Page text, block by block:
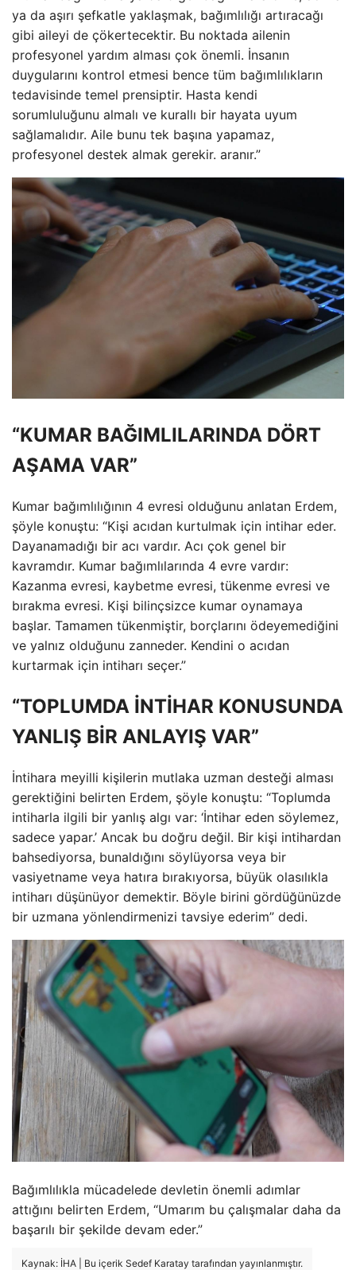
ya da aşırı şefkatle yaklaşmak, bağımlılığı artıracağı
gibi aileyi de çökertecektir. Bu noktada ailenin
profesyonel yardım alması çok önemli. İnsanın
duygularını kontrol etmesi bence tüm bağımlılıkların
tedavisinde temel prensiptir. Hasta kendi
sorumluluğunu almalı ve kurallı bir hayata uyum
sağlamalıdır. Aile bunu tek başına yapamaz,
profesyonel destek almak gerekir. aranır.”
“KUMAR BAĞIMLILARINDA DÖRT
AŞAMA VAR”
Kumar bağımlılığının 4 evresi olduğunu anlatan Erdem,
şöyle konuştu: “Kişi acıdan kurtulmak için intihar eder.
Dayanamadığı bir acı vardır. Acı çok genel bir
kavramdır. Kumar bağımlılarında 4 evre vardır:
Kazanma evresi, kaybetme evresi, tükenme evresi ve
bırakma evresi. Kişi bilinçsizce kumar oynamaya
başlar. Tamamen tükenmiştir, borçlarını ödeyemediğini
ve yalnız olduğunu zanneder. Kendini o acıdan
kurtarmak için intiharı seçer.”
“TOPLUMDA İNTİHAR KONUSUNDA
YANLIŞ BİR ANLAYIŞ VAR”
İntihara meyilli kişilerin mutlaka uzman desteği alması
gerektiğini belirten Erdem, şöyle konuştu: “Toplumda
intiharla ilgili bir yanlış algı var: ‘İntihar eden söylemez,
sadece yapar.’ Ancak bu doğru değil. Bir kişi intihardan
bahsediyorsa, bunaldığını söylüyorsa veya bir
vasiyetname veya hatıra bırakıyorsa, büyük olasılıkla
intiharı düşünüyor demektir. Böyle birini gördüğünüzde
bir uzmana yönlendirmenizi tavsiye ederim” dedi.
Bağımlılıkla mücadelede devletin önemli adımlar
attığını belirten Erdem, “Umarım bu çalışmalar daha da
başarılı bir şekilde devam eder.”
Kaynak: İHA | Bu içerik Sedef Karatay tarafından yayınlanmıştır.